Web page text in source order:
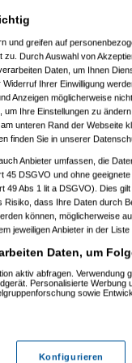
Re(17): Men in Black um
Re(18): Men in Black
Re(19): Men in Black
Re(20): Men in
Re(21): Men in
Re(22): Men
Re(23):
am 15.05.2008, 18:06:08)
( ducducam 15.05.2008,
( brösl am 15.05.2008,
schon?(ducducam
(hackenbush am
schon? (hackenbusham
habt ihr schon?(
("without"am 15.05.2008,
ihr schon?("without"am
ihr schon?
ducduc
und greifen auf
zu. Durch Auswahl von
Daten, um Ihnen
Ihrer Einwilligung
Anzeigen möglicherweise
Ihre Einstellungen zu
unteren Rand der Webseite
finden Sie in unserer
Anbieter umfassen, die
45 DSGVO und ohne
49 Abs 1 lit a DSGVO). Dies
Risiko, dass Ihre Daten durch
können, möglicherweise
jeweiligen Anbieter in der
Daten, um
aktiv abfragen. Verwendung
Personalisierte Werbung
sowie
Konfigurieren